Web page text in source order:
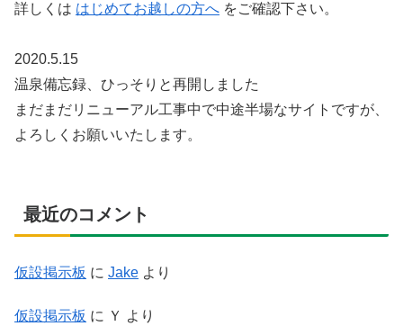
詳しくは はじめてお越しの方へ をご確認下さい。
2020.5.15
温泉備忘録、ひっそりと再開しました
まだまだリニューアル工事中で中途半場なサイトですが、
よろしくお願いいたします。
最近のコメント
仮設掲示板 に Jake より
仮設掲示板 に Ｙ より